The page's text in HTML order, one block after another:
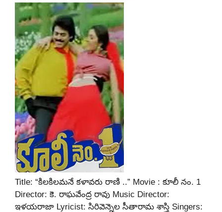
Title: “కిలకిలమనే కళావరు రాణి ..” Movie : కూలీ నం. 1
Director: కె. రాఘవేంద్ర రావు Music Director:
ఇళయరాజా Lyricist: సిరివెన్నెల సీతారామ శాస్త్రి Singers: